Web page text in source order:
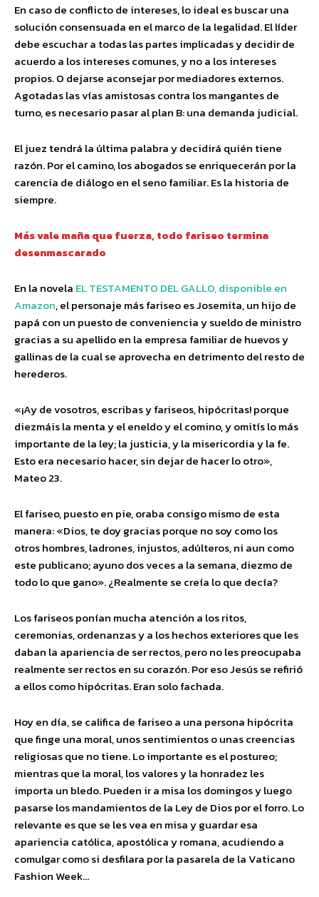
En caso de conflicto de intereses, lo ideal es buscar una
solución consensuada en el marco de la legalidad. El líder
debe escuchar a todas las partes implicadas y decidir de
acuerdo a los intereses comunes, y no a los intereses
propios. O dejarse aconsejar por mediadores externos.
Agotadas las vías amistosas contra los mangantes de
turno, es necesario pasar al plan B: una demanda judicial.
El juez tendrá la última palabra y decidirá quién tiene
razón. Por el camino, los abogados se enriquecerán por la
carencia de diálogo en el seno familiar. Es la historia de
siempre.
Más vale maña que fuerza, todo fariseo termina
desenmascarado
En la novela EL TESTAMENTO DEL GALLO, disponible en
Amazon, el personaje más fariseo es Josemita, un hijo de
papá con un puesto de conveniencia y sueldo de ministro
gracias a su apellido en la empresa familiar de huevos y
gallinas de la cual se aprovecha en detrimento del resto de
herederos.
«¡Ay de vosotros, escribas y fariseos, hipócritas! porque
diezmáis la menta y el eneldo y el comino, y omitís lo más
importante de la ley; la justicia, y la misericordia y la fe.
Esto era necesario hacer, sin dejar de hacer lo otro»,
Mateo 23.
El fariseo, puesto en pie, oraba consigo mismo de esta
manera: «Dios, te doy gracias porque no soy como los
otros hombres, ladrones, injustos, adúlteros, ni aun como
este publicano; ayuno dos veces a la semana, diezmo de
todo lo que gano». ¿Realmente se creía lo que decía?
Los fariseos ponían mucha atención a los ritos,
ceremonias, ordenanzas y a los hechos exteriores que les
daban la apariencia de ser rectos, pero no les preocupaba
realmente ser rectos en su corazón. Por eso Jesús se refirió
a ellos como hipócritas. Eran solo fachada.
Hoy en día, se califica de fariseo a una persona hipócrita
que finge una moral, unos sentimientos o unas creencias
religiosas que no tiene. Lo importante es el postureo;
mientras que la moral, los valores y la honradez les
importa un bledo. Pueden ir a misa los domingos y luego
pasarse los mandamientos de la Ley de Dios por el forro. Lo
relevante es que se les vea en misa y guardar esa
apariencia católica, apostólica y romana, acudiendo a
comulgar como si desfilara por la pasarela de la Vaticano
Fashion Week…